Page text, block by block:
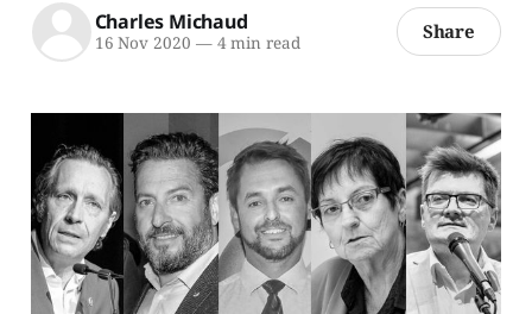
Charles Michaud
16 Nov 2020 —4 min read Share